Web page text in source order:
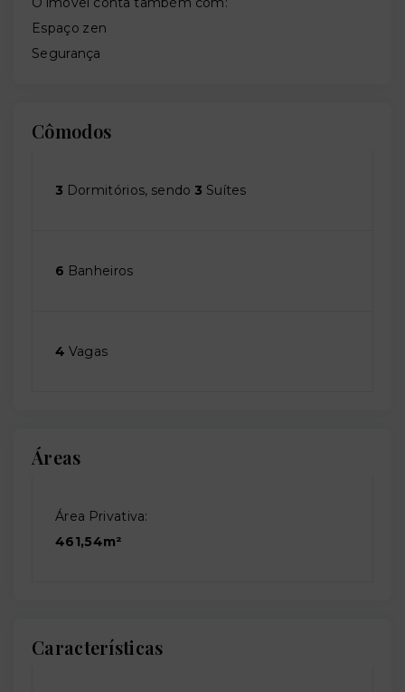
Espaço zen
Segurança
Cômodos
3 Dormitórios, sendo 3 Suítes
6 Banheiros
4 Vagas
Áreas
Área Privativa:
461,54m²
Características